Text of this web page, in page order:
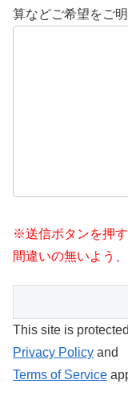
算などご希望をご明
※送信ボタンを押
間違いの無いよう
This site is
Privacy Policy and
Terms of Service